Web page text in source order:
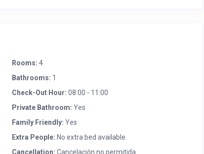
Rooms: 4
Bathrooms: 1
Check-Out Hour: 08:00 - 11:00
Private Bathroom: Yes
Family Friendly: Yes
Extra People: No extra bed available.
Cancellation: Cancelación no permitida